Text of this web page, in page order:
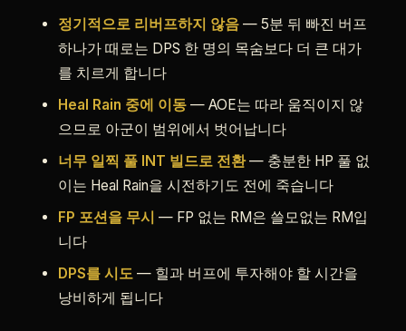
정기적으로 리버프하지 않음 — 5분 뒤 빠진 버프
하나가 때로는 DPS 한 명의 목숨보다 더 큰 대가
를 치르게 합니다
Heal Rain 중에 이동 — AOE는 따라 움직이지 않
으므로 아군이 범위에서 벗어납니다
너무 일찍 풀 INT 빌드로 전환— 충분한 HP 풀 없
이는 Heal Rain을 시전하기도 전에 죽습니다
FP 포션을 무시 — FP 없는 RM은 쓸모없는 RM입
니다
DPS를 시도 — 힐과 버프에 투자해야 할 시간을
낭비하게 됩니다